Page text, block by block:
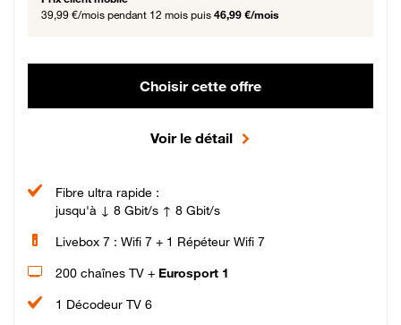
39,99 €/mois pendant 12 mois puis 46,99 €/mois
Choisir cette offre
Voir le détail
Fibre ultra rapide :
jusqu'à ↓ 8 Gbit/s ↑ 8 Gbit/s
Livebox 7 : Wifi 7 + 1 Répéteur Wifi 7
200 chaînes TV + Eurosport 1
1 Décodeur TV 6